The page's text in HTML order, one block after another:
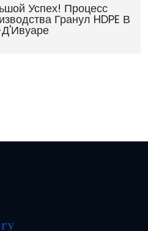
Успех! Процесс
Гранул HDPE В